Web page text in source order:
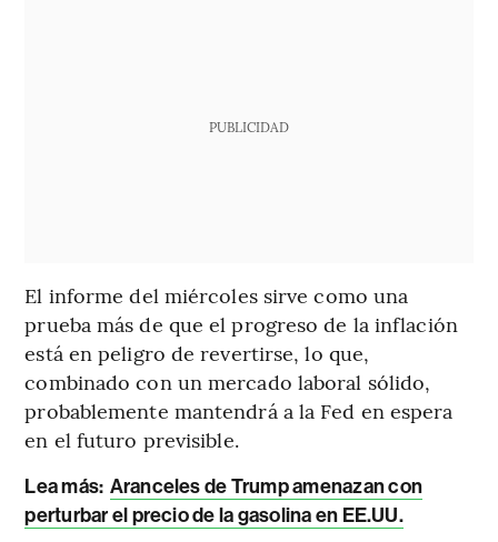
PUBLICIDAD
El informe del miércoles sirve como una
prueba más de que el progreso de la inflación
está en peligro de revertirse, lo que,
combinado con un mercado laboral sólido,
probablemente mantendrá a la Fed en espera
en el futuro previsible.
Lea más: Aranceles de Trump amenazan con
perturbar el precio de la gasolina en EE.UU.